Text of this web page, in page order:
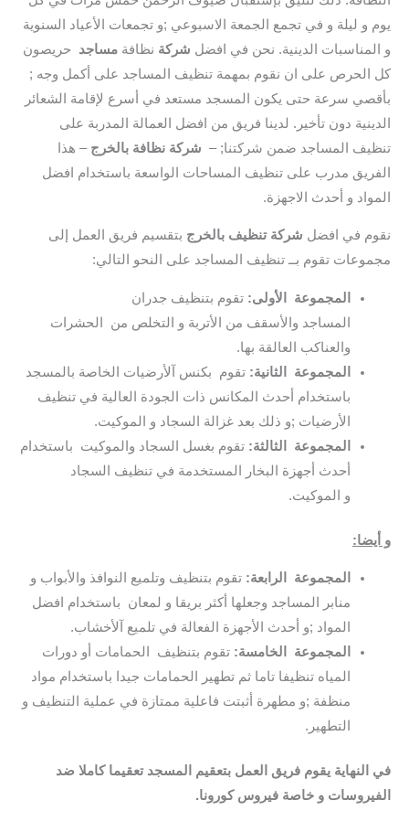
يوم و ليلة و في تجمع الجمعة الاسبوعي ;و تجمعات الأعياد السنوية
و المناسبات الدينية. نحن في افضل شركة نظافة مساجد حريصون
كل الحرص على ان نقوم بمهمة تنظيف المساجد على أكمل وجه ;
بأقصي سرعة حتى يكون المسجد مستعد في أسرع لإقامة الشعائر
الدينية دون تأخير. لدينا فريق من افضل العمالة المدربة على
تنظيف المساجد ضمن شركتنا; – شركة نظافة بالخرج – هذا
الفريق مدرب على تنظيف المساحات الواسعة باستخدام افضل
المواد و أحدث الاجهزة.
نقوم في افضل شركة تنظيف بالخرج بتقسيم فريق العمل إلى
مجموعات تقوم بــ تنظيف المساجد على النحو التالي:
المجموعة الأولى: تقوم بتنظيف جدران
المساجد والأسقف من الأتربة و التخلص من الحشرات
والعناكب العالقة بها.
المجموعة الثانية: تقوم بكنس آلأرضيات الخاصة بالمسجد
باستخدام أحدث المكانس ذات الجودة العالية في تنظيف
الأرضيات ;و ذلك بعد غزالة السجاد و الموكيت.
المجموعة الثالثة: تقوم بغسل السجاد والموكيت باستخدام
أحدث أجهزة البخار المستخدمة في تنظيف السجاد
و الموكيت.
و أيضا:
المجموعة الرابعة: تقوم بتنظيف وتلميع النوافذ والأبواب و
منابر المساجد وجعلها أكثر بريقا و لمعان باستخدام افضل
المواد ;و أحدث الأجهزة الفعالة في تلميع آلأخشاب.
المجموعة الخامسة: تقوم بتنظيف الحمامات أو دورات
المياه تنظيفا تاما ثم تطهير الحمامات جيدا باستخدام مواد
منظفة ;و مطهرة أثبتت فاعلية ممتازة في عملية التنظيف و
التطهير.
في النهاية يقوم فريق العمل بتعقيم المسجد تعقيما كاملا ضد
الفيروسات و خاصة فيروس كورونا.